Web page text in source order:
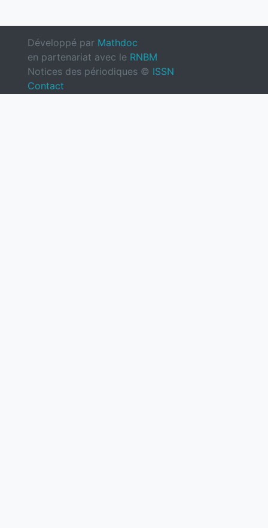
Développé par Mathdoc
en partenariat avec le RNBM
Notices des périodiques © ISSN
Contact